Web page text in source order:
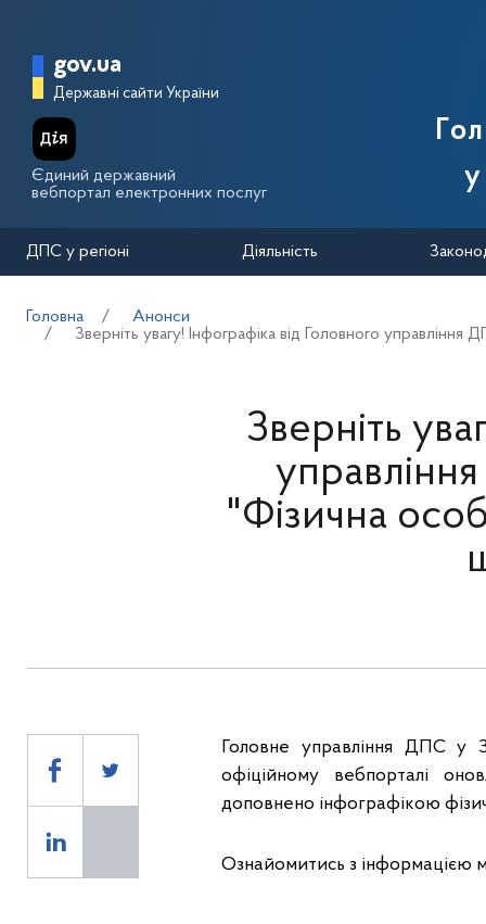
Головна сторінка Державної
gov.ua
Державні сайти України
Єдиний державний
вебпортал електронних послуг
ДПС у регіоні Діяльність
Головна
Анонси
Зверніть увагу! Інфографіка від Головного
Зверніть
"Фізична
Головне управління ДПС у
офіційному вебпорталі
доповнено інфографікою
Ознайомитись з інформацією